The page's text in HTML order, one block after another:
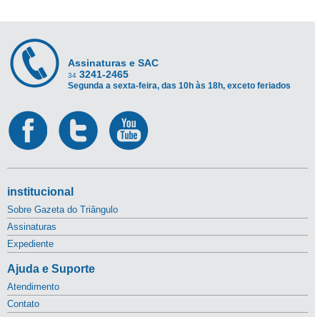
Assinaturas e SAC
34 3241-2465
Segunda a sexta-feira, das 10h às 18h, exceto feriados
institucional
Sobre Gazeta do Triângulo
Assinaturas
Expediente
Ajuda e Suporte
Atendimento
Contato